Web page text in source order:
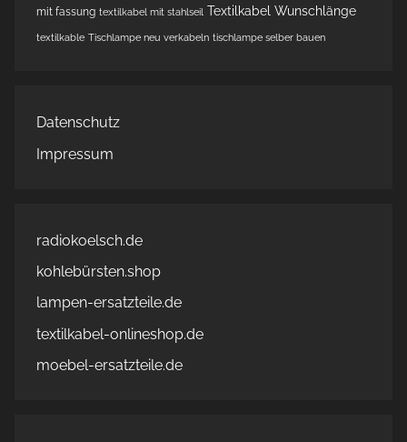
mit fassung textilkabel mit stahlseil Textilkabel Wunschlänge
textilkable Tischlampe neu verkabeln tischlampe selber bauen
Datenschutz
Impressum
radiokoelsch.de
kohlebürsten.shop
lampen-ersatzteile.de
textilkabel-onlineshop.de
moebel-ersatzteile.de